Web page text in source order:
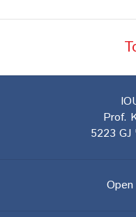
Prof.
5223 GJ